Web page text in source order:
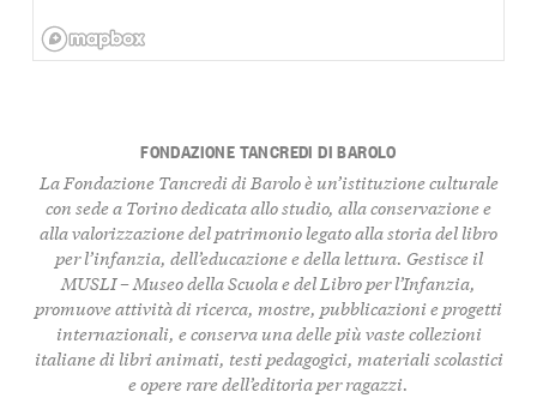
FONDAZIONE TANCREDI DI BAROLO
La Fondazione Tancredi di Barolo è un’istituzione culturale
con sede a Torino dedicata allo studio, alla conservazione e
alla valorizzazione del patrimonio legato alla storia del libro
per l’infanzia, dell’educazione e della lettura. Gestisce il
MUSLI – Museo della Scuola e del Libro per l’Infanzia,
promuove attività di ricerca, mostre, pubblicazioni e progetti
internazionali, e conserva una delle più vaste collezioni
italiane di libri animati, testi pedagogici, materiali scolastici
e opere rare dell’editoria per ragazzi.